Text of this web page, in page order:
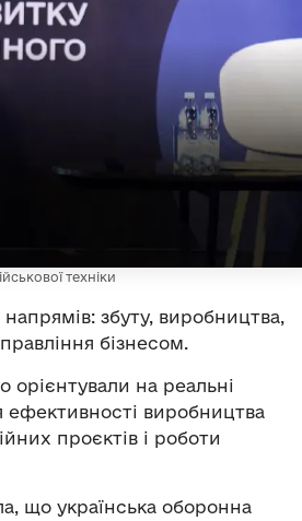
техніки
збуту, виробництва,
бізнесом.
на реальні
виробництва
проєктів і роботи
що українська оборонна